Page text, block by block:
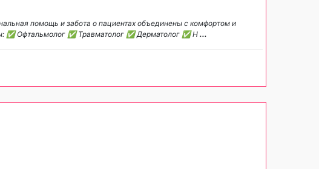
помощь и забота о пациентах объединены с комфортом и
✅ Офтальмолог ✅ Травматолог ✅ Дерматолог ✅ Н ...